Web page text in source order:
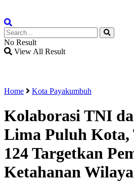
No Result
View All Result
Home Kota Payakumbuh
Kolaborasi TNI
Lima Puluh
124 Targetkan
Ketahanan